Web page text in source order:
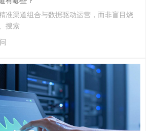
准渠道组合与数据驱动运营，而非盲目烧
搜索